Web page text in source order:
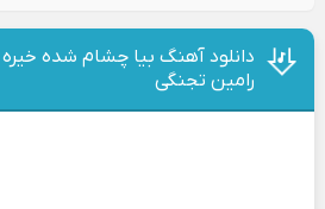
دانلود آهنگ بیا چشام شده خیره
رامین تجنگی